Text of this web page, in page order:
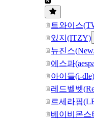
트와이스
있지(ITZY)
뉴진스
에스파
아이들(i-dle)
레드벨벳
르세라핌
베이비몬